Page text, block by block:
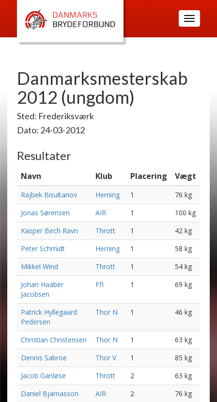
Toggle
navigation
Danmarksmesterskab
2012 (ungdom)
Sted: Frederiksværk
Dato: 24-03-2012
Resultater
Navn Klub Placering Vægt
Rajbek Bisultanov Herning 1
76 kg
Jonas Sørensen
AIR 1
100 kg
Kasper Bech Ravn
Thrott 1
42 kg
Peter Schmidt
Herning 1
58 kg
Mikkel Wind
Thrott 1
54 kg
Johan Haaber
Jacobsen
FfI 1 69 kg
Patrick Hyllegaard
Pedersen
Thor N 1 46 kg
Christian Christensen Thor N 1
63 kg
Dennis Sabroe
Thor V 1
85 kg
Jacob Ganløse
Thrott 2
63 kg
Daniel Bjarnasson
AIR 2
76 kg